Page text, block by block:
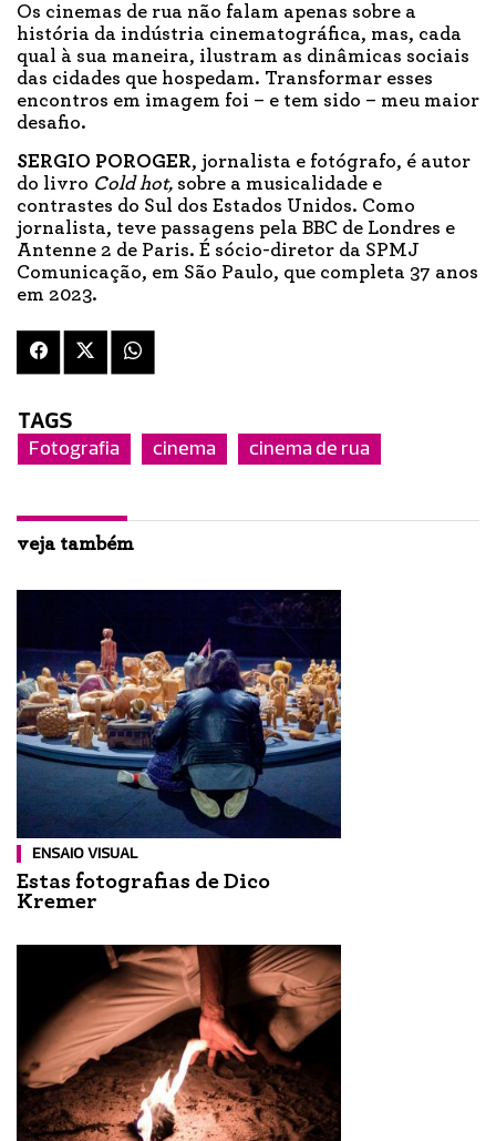
Os cinemas de rua não falam apenas sobre a
história da indústria cinematográfica, mas, cada
qual à sua maneira, ilustram as dinâmicas sociais
das cidades que hospedam. Transformar esses
encontros em imagem foi – e tem sido – meu maior
desafio.
SERGIO POROGER, jornalista e fotógrafo, é autor
do livro Cold hot, sobre a musicalidade e
contrastes do Sul dos Estados Unidos. Como
jornalista, teve passagens pela BBC de Londres e
Antenne 2 de Paris. É sócio-diretor da SPMJ
Comunicação, em São Paulo, que completa 37 anos
em 2023.
TAGS
Fotografia cinema cinema de rua
veja também
ENSAIO VISUAL
Estas fotografias de Dico
Kremer